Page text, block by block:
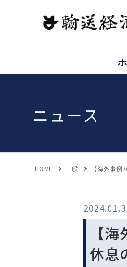
ニュース
HOME 一般 【海外事
【
休息